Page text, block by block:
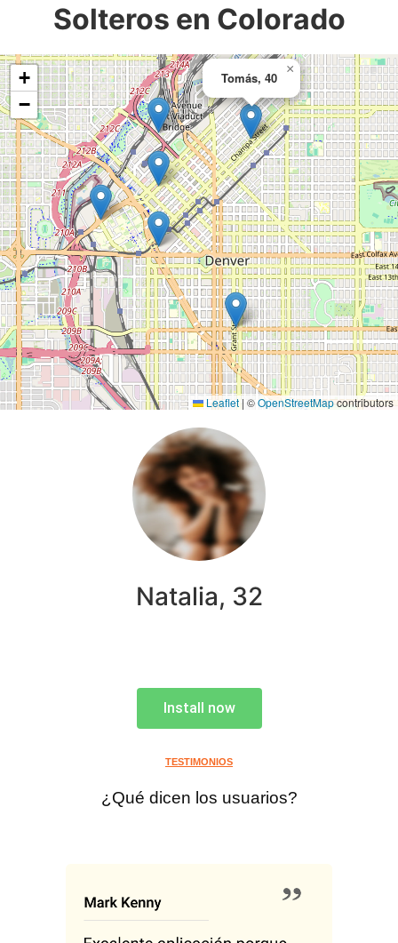
Solteros en Colorado
Tomás, 40
×
+
−
Leaflet | ©OpenStreetMapcontributors
Natalia, 32
Install now
TESTIMONIOS
¿Qué dicen los usuarios?